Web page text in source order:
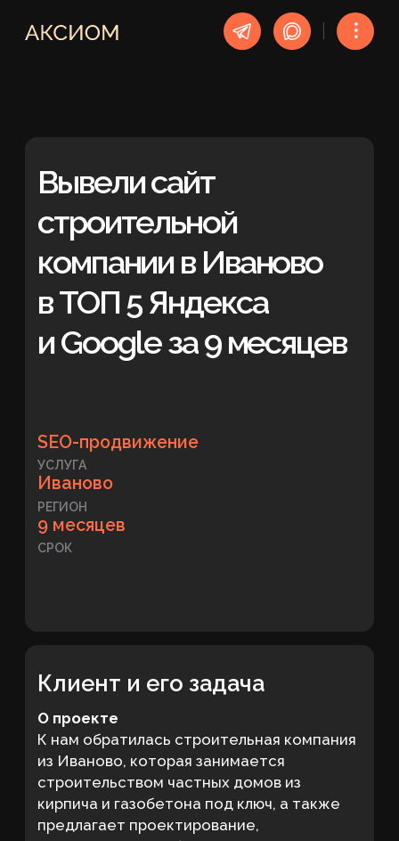
︙
SEO-продвижение
Иваново
Клиент и его задача
О проекте
К нам обратилась строительная компания
из Иваново, которая занимается
привлекать клиентов в момент выбора
подрядчика. Именно такие проекты
хорошо показывают, как на практике
работает SEO-продвижение
строительных фирм в нише с высокой
конкуренцией, длительным циклом
принятия решения и высокой стоимостью
заявки.
На старте основной поток обращений
однако сайт использовал этот канал не в
компании в Иваново
в ТОП 5 Яндекса
и Google за 9 месяцев